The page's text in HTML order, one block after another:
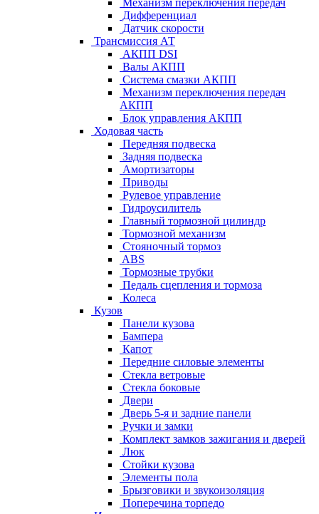
Механизм переключения передач
Дифференциал
Датчик скорости
Трансмиссия АТ
АКПП DSI
Валы АКПП
Система смазки АКПП
Механизм переключения передач
АКПП
Блок управления АКПП
Ходовая часть
Передняя подвеска
Задняя подвеска
Амортизаторы
Приводы
Рулевое управление
Гидроусилитель
Главный тормозной цилиндр
Тормозной механизм
Стояночный тормоз
ABS
Тормозные трубки
Педаль сцепления и тормоза
Колеса
Кузов
Панели кузова
Бампера
Капот
Передние силовые элементы
Стекла ветровые
Стекла боковые
Двери
Дверь 5-я и задние панели
Ручки и замки
Комплект замков зажигания и дверей
Люк
Стойки кузова
Элементы пола
Брызговики и звукоизоляция
Поперечина торпедо